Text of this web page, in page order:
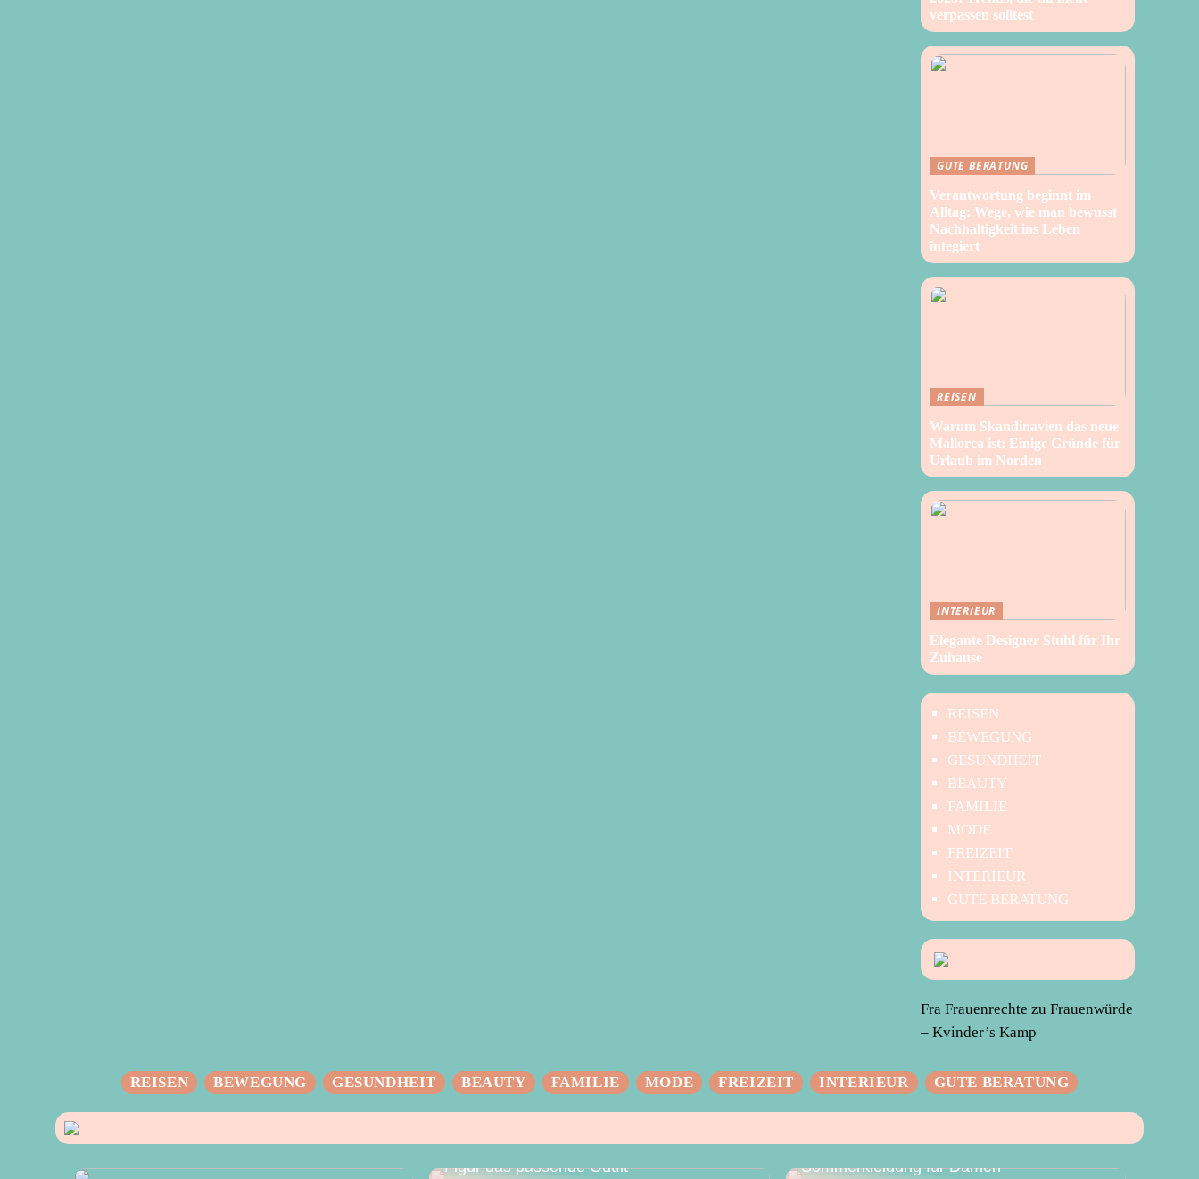
verpassen solltest
GUTE BERATUNG
Verantwortung beginnt im
Alltag: Wege, wie man bewusst
Nachhaltigkeit ins Leben
integiert
REISEN
Warum Skandinavien das neue
Mallorca ist: Einige Gründe für
Urlaub im Norden
INTERIEUR
Elegante Designer Stuhl für Ihr
Zuhause
REISEN
BEWEGUNG
GESUNDHEIT
BEAUTY
FAMILIE
MODE
FREIZEIT
INTERIEUR
GUTE BERATUNG
Fra Frauenrechte zu Frauenwürde
– Kvinder’s Kamp
REISEN BEWEGUNG GESUNDHEIT BEAUTY FAMILIE MODE FREIZEIT INTERIEUR GUTE BERATUNG
Das perfekte Hochzeitskleid – für jede
Figur das passende Outfit
Der perfekte Sommer – Vielseitige
Sommerkleidung für Damen